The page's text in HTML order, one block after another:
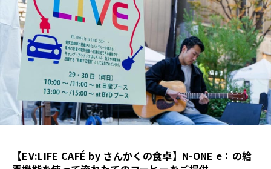
【EV:LIFE CAFÉ by さんかくの食卓】N-ONE e：の給